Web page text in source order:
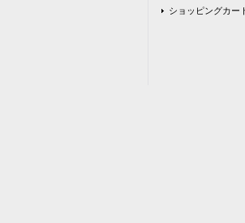
ショッピングカー